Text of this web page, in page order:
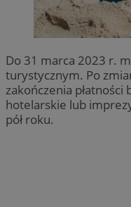
Do 31 marca 2023 r.
turystycznym. Po
zakończenia płatności
hotelarskie lub
pół roku.